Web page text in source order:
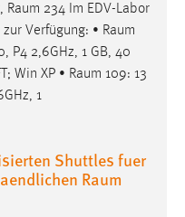
Raum 234 Im EDV-Labor
zur Verfügung: • Raum
P4 2,6GHz, 1 GB, 40
Win XP • Raum 109: 13
1
Shuttles fuer
Raum